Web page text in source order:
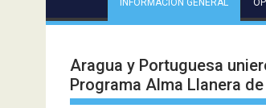
Aragua y Portuguesa
Programa Alma Llanera